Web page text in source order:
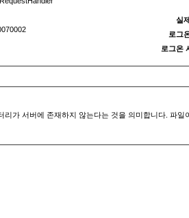
실
로그
로그온
리가 서버에 존재하지 않는다는 것을 의미합니다. 파